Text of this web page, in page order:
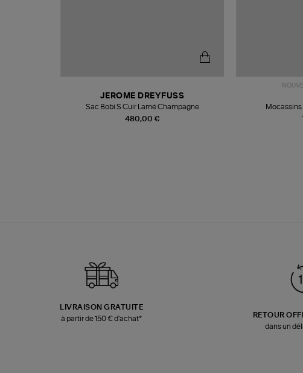
480,00 €
JEROME DREYFUSS
Sac Bobi S Cuir Lamé Champagne
LIVRAISON GRATUITE
à partir de 150 € d'achat*
RETOUR
dans un